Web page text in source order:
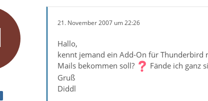
21. November 2007 um 22:26
Hallo,
kennt jemand ein Add-On für Thunderbird
Mails bekommen soll?
Fände ich ganz
Gruß
Diddl